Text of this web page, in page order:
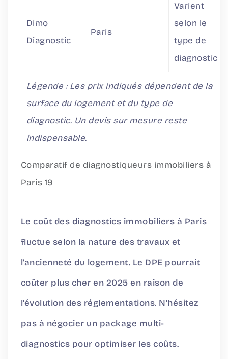
Comparatif de diagnostiqueurs immobiliers à
Paris 19
Dimo
Diagnostic
Paris
Varient
selon le
type de
diagnostic
Légende : Les prix indiqués dépendent de la
surface du logement et du type de
diagnostic. Un devis sur mesure reste
indispensable.
Le coût des diagnostics immobiliers à Paris
fluctue selon la nature des travaux et
l’ancienneté du logement. Le DPE pourrait
coûter plus cher en 2025 en raison de
l’évolution des réglementations. N’hésitez
pas à négocier un package multi-
diagnostics pour optimiser les coûts.